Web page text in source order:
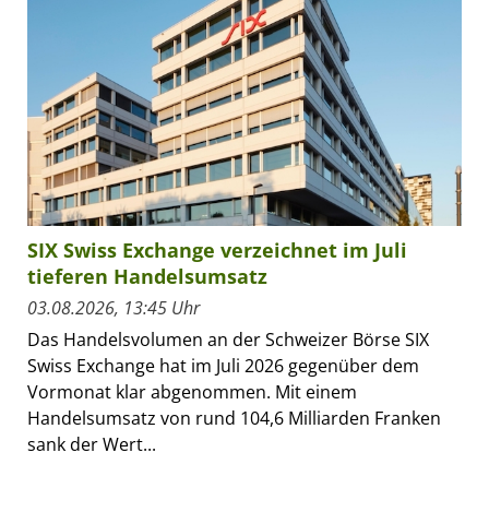
SIX Swiss Exchange verzeichnet im Juli
tieferen Handelsumsatz
03.08.2026, 13:45 Uhr
Das Handelsvolumen an der Schweizer Börse SIX
Swiss Exchange hat im Juli 2026 gegenüber dem
Vormonat klar abgenommen. Mit einem
Handelsumsatz von rund 104,6 Milliarden Franken
sank der Wert...